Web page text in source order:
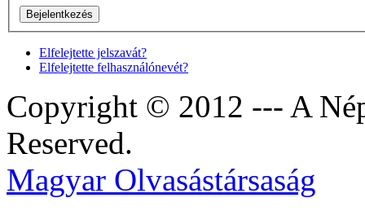
Elfelejtette jelszavát?
Elfelejtette felhasználónevét?
Copyright © 2012 --- A
Reserved.
Magyar Olvasástársaság